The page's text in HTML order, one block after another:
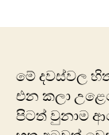
මේ දවස්වල
එන කලා
පිටත් වුනාම